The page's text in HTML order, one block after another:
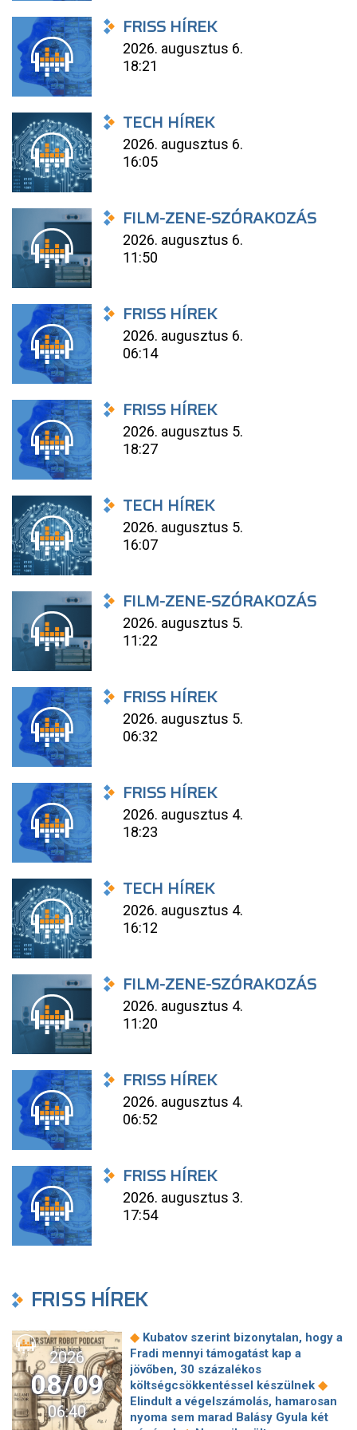
FRISS HÍREK
2026. augusztus 6.
18:21
TECH HÍREK
2026. augusztus 6.
16:05
FILM-ZENE-SZÓRAKOZÁS
2026. augusztus 6.
11:50
FRISS HÍREK
2026. augusztus 6.
06:14
FRISS HÍREK
2026. augusztus 5.
18:27
TECH HÍREK
2026. augusztus 5.
16:07
FILM-ZENE-SZÓRAKOZÁS
2026. augusztus 5.
11:22
FRISS HÍREK
2026. augusztus 5.
06:32
FRISS HÍREK
2026. augusztus 4.
18:23
TECH HÍREK
2026. augusztus 4.
16:12
FILM-ZENE-SZÓRAKOZÁS
2026. augusztus 4.
11:20
FRISS HÍREK
2026. augusztus 4.
06:52
FRISS HÍREK
2026. augusztus 3.
17:54
FRISS HÍREK
2026
08/09
06:40
◆ Kubatov szerint bizonytalan, hogy a
Fradi mennyi támogatást kap a
jövőben, 30 százalékos
költségcsökkentéssel készülnek ◆
Elindult a végelszámolás, hamarosan
nyoma sem marad Balásy Gyula két